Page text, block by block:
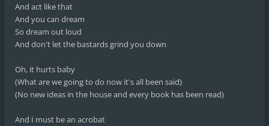
And act like that
And you can dream
So dream out loud
And don't let the bastards grind you down
Oh, it hurts baby
(What are we going to do now it's all been said)
(No new ideas in the house and every book has been read)
And I must be an acrobat